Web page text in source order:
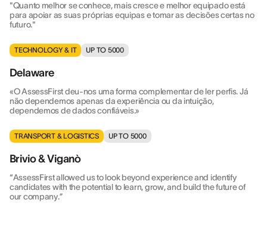
"Quanto melhor se conhece, mais cresce e melhor equipado está
para apoiar as suas próprias equipas e tomar as decisões certas no
futuro."
TECHNOLOGY & IT UP TO 5000
Delaware
«O AssessFirst deu-nos uma forma complementar de ler perfis. Já
não dependemos apenas da experiência ou da intuição,
dependemos de dados confiáveis.»
TRANSPORT & LOGISTICS UP TO 5000
Brivio & Viganò
“AssessFirst allowed us to look beyond experience and identify
candidates with the potential to learn, grow, and build the future of
our company.”